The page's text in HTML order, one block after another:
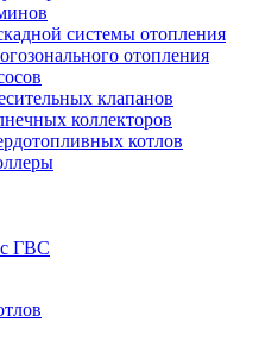
системы отопления
отопления
клапанов
коллекторов
котлов
с ГВС